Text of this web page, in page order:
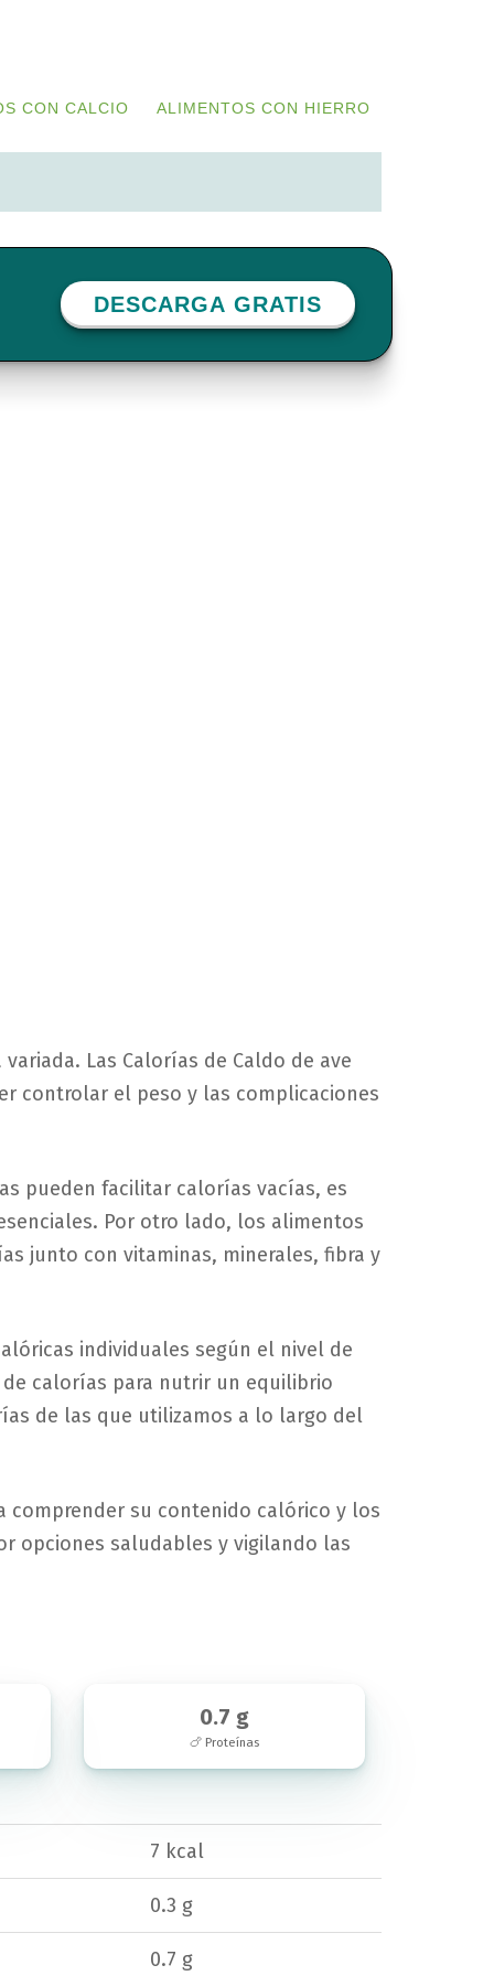
CON CALCIO ALIMENTOS CON HIERRO
DESCARGA GRATIS
Las Calorías de Caldo de ave
controlar el peso y las complicaciones
pueden facilitar calorías vacías, es
Por otro lado, los alimentos
junto con vitaminas, minerales, fibra y
individuales según el nivel de
calorías para nutrir un equilibrio
de las que utilizamos a lo largo del
comprender su contenido calórico y los
opciones saludables y vigilando las
0.7 g
🍗 Proteínas
7 kcal
0.3 g
0.7 g